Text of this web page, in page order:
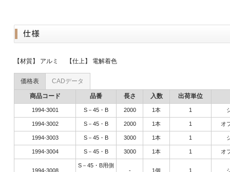
【材質】 アルミ 【仕上】 電解着色
価格表 CADデータ
商品コード 品番
1994-3001 S－45・B
1994-3002 S－45・B
1994-3003 S－45・B
1994-3004 S－45・B
1994-3008
S－45・B用側
長さ 入数 出荷単位
2000 1本 1
2000 1本 1 オ
3000 1本 1
3000 1本 1 オ
- 1個 1